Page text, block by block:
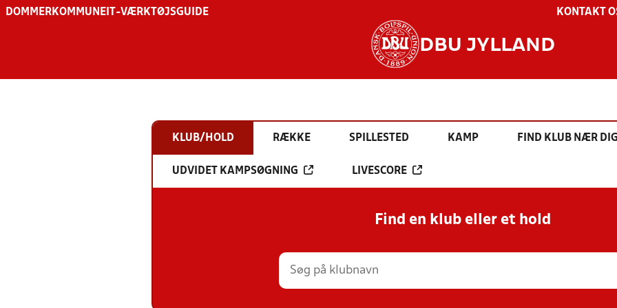
DOMMER KOMMUNE IT-VÆRKTØJSGUIDE KONTAKT
DBU JYLLAND
KLUB/HOLD RÆKKE SPILLESTED KAMP FIND KLUB NÆR
UDVIDET KAMPSØGNING LIVESCORE
Find en klub eller et hold